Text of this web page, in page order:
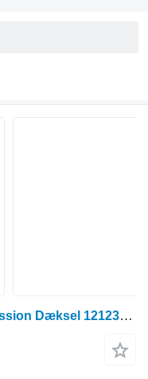
Autre pièce détachée de transmission Dæksel 1212301900200 pour moissonneuse-batteuse Deutz M2680